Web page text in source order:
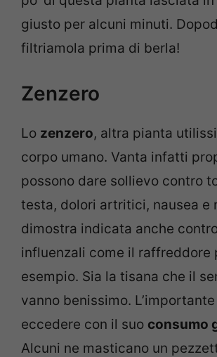
giusto per alcuni minuti.
filtriamola prima di berla!
Zenzero
Lo zenzero, altra pianta
corpo umano. Vanta infatti
possono dare sollievo contro
testa, dolori artritici, nausea e
dimostra indicata anche
influenzali come il raffreddore
esempio. Sia la tisana che il
vanno benissimo.
eccedere con il suo consumo
Alcuni ne masticano un